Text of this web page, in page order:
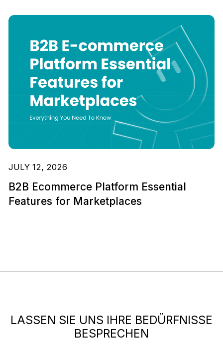
JULY 12, 2026
B2B Ecommerce Platform Essential
Features for Marketplaces
LASSEN SIE UNS IHRE BEDÜRFNISSE
BESPRECHEN